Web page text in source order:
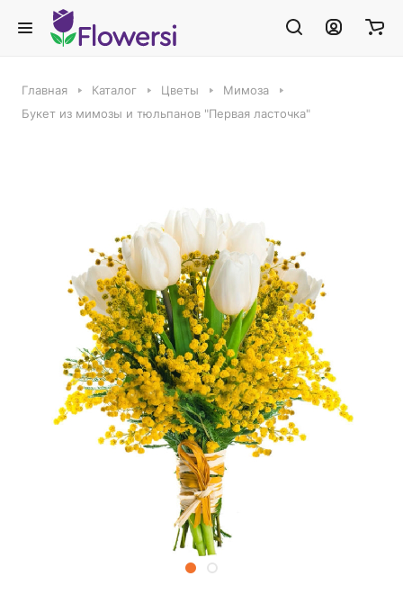
Главная Каталог Цветы
Мимоза
Букет из мимозы и тюльпанов "Первая ласточка"